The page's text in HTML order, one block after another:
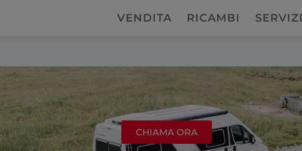
VENDITA RICAMBI SERVIZI
searching can help.
CHIAMA ORA